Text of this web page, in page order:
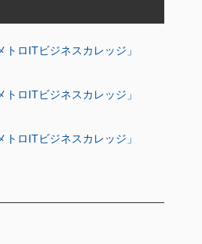
ロITビジネスカレッジ」
ロITビジネスカレッジ」
ロITビジネスカレッジ」